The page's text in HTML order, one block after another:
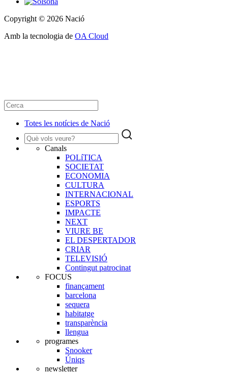
Copyright © 2026 Nació
Amb la tecnologia de OA Cloud
Totes les notícies de Nació
Canals
POLíTICA
SOCIETAT
ECONOMIA
CULTURA
INTERNACIONAL
ESPORTS
IMPACTE
NEXT
VIURE BE
EL DESPERTADOR
CRIAR
TELEVISIÓ
Contingut patrocinat
FOCUS
finançament
barcelona
sequera
habitatge
transparència
llengua
programes
Snooker
Úniqs
newsletter